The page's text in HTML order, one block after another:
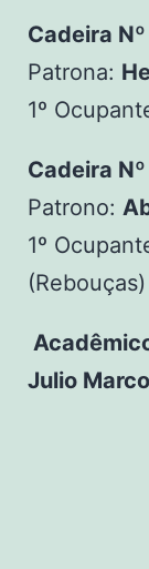
Cadeira
Patrona:
1º
Cadeira
Patrono:
1º
(Rebouças)
Julio